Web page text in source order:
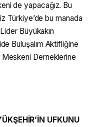
de yapacağız. Bu
Türkiye’de bu manada
Büyükakın
Buluşalım Aktifliğine
Derneklerine
UFKUNU